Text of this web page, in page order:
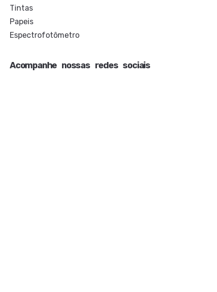
Tintas
Papeis
Espectrofotômetro
Acompanhe nossas redes sociais